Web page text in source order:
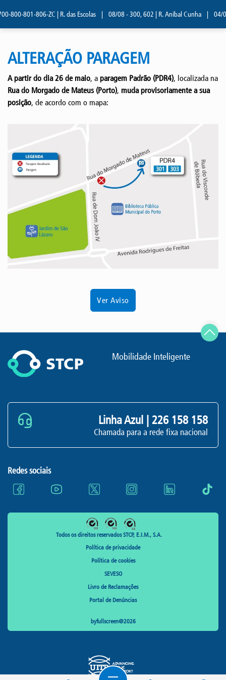
800-801-806-ZC | R. das Escolas 08/08 - 300, 602 | R. Aníbal Cunha 04/
ALTERAÇÃO PARAGEM
A partir do dia 26 de maio, a paragem Padrão (PDR4), localizada na
Rua do Morgado de Mateus (Porto), muda provisoriamente a sua
posição, de acordo com o mapa:
Ver Aviso
Mobilidade Inteligente
Linha Azul | 226 158 158
Chamada para a rede fixa nacional
Redes sociais
Todos os direitos reservados STCP, E.I.M., S.A.
Política de privacidade
Política de cookies
SEVESO
Livro de Reclamações
Portal de Denúncias
byfullscreen@2026